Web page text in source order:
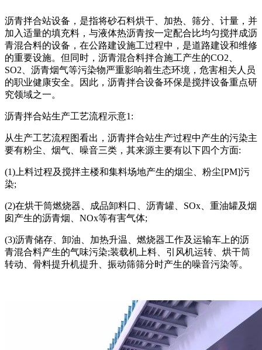
沥青拌合站设备，是指将砂石料烘干、加热、筛分、计量，并
加入适量的填充料，与液体热沥青按一定配合比均匀搅拌成沥
青混合料的设备，在公路建设施工过程中，是道路建设和维修
的重要设施。但同时，沥青混合料拌合施工产生的CO2、
SO2、沥青烟气等污染物严重影响着生态环境，危害相关人员
的职业健康安全。因此，沥青拌合设备环保是搅拌设备重点研
究领域之一。
沥青拌合站生产工艺流程示意1:
从生产工艺流程图看出，沥青拌合站生产过程中产生的污染主
要有粉尘、烟气、噪音三类，其来源主要有以下四个方面:
(1)上料过程及搅拌主楼和集料场地产生的烟尘、粉尘[PM]污
染;
(2)在烘干筒燃烧器、成品卸料口、沥青罐、SOx、重油罐及烟
囱产生的沥青烟、NOx等有害气体;
(3)沥青储存、卸油、加热升温、燃烧器工作及运输车上的沥
青混合料产生的气味污染;装载机上料、引风机运转、烘干筒
转动、骨料提升机提升、振动筛筛分时产生的噪音污染等。